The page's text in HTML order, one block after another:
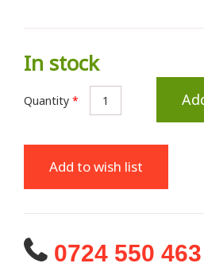
In stock
Quantity *
Add to wish list
0724 550 463